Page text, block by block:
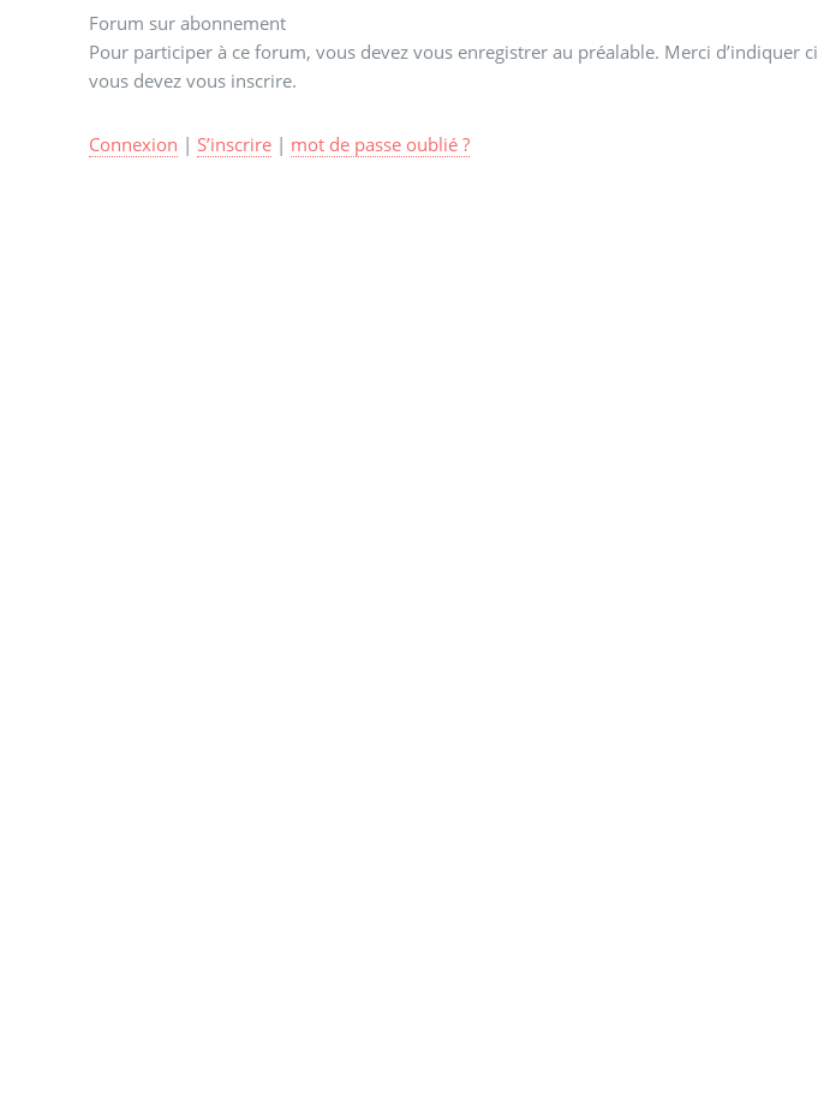
Forum sur abonnement
Pour participer à ce forum, vous devez vous enregistrer au préalable. Merci d’indiquer
vous devez vous inscrire.
Connexion | S’inscrire| mot de passe oublié ?